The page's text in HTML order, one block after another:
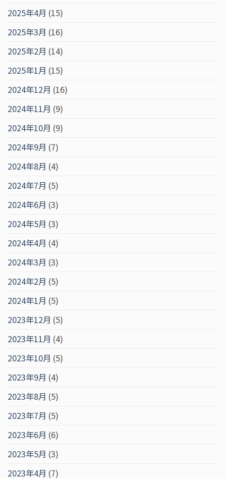
2025年4月 (15)
2025年3月 (16)
2025年2月 (14)
2025年1月 (15)
2024年12月 (16)
2024年11月 (9)
2024年10月 (9)
2024年9月 (7)
2024年8月 (4)
2024年7月 (5)
2024年6月 (3)
2024年5月 (3)
2024年4月 (4)
2024年3月 (3)
2024年2月 (5)
2024年1月 (5)
2023年12月 (5)
2023年11月 (4)
2023年10月 (5)
2023年9月 (4)
2023年8月 (5)
2023年7月 (5)
2023年6月 (6)
2023年5月 (3)
2023年4月 (7)